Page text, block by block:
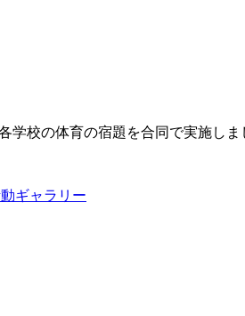
校の体育の宿題を合同で実施し
ギャラリー